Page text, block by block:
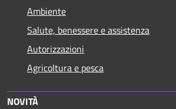
Ambiente
Salute, benessere e assistenza
Autorizzazioni
Agricoltura e pesca
NOVITÀ